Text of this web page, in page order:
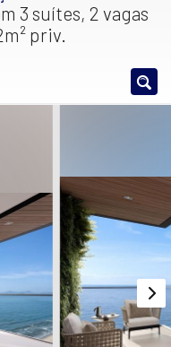
3 suítes, 2 vagas
priv.